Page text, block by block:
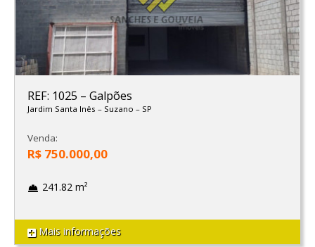
REF: 1025 – Galpões
Jardim Santa Inês – Suzano – SP
Venda:
R$ 750.000,00
241.82 m²
Mais informações